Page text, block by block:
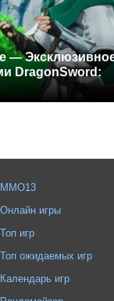
—
DragonSword:
MMO13
Онлайн игры
Топ игр
Топ ожидаемых игр
Календарь игр